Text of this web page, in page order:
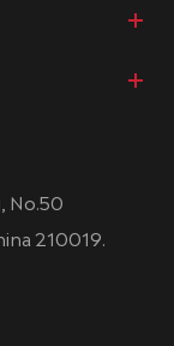
No.50
210019.